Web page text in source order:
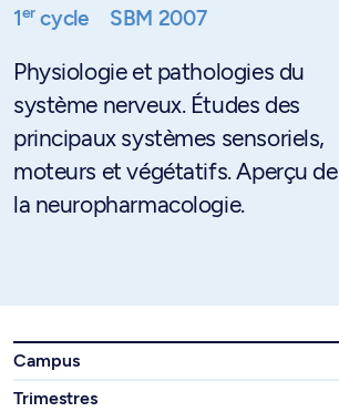
1ercycle SBM 2007
Physiologie et pathologies du
système nerveux. Études des
principaux systèmes sensoriels,
moteurs et végétatifs. Aperçu de
la neuropharmacologie.
Campus
Trimestres